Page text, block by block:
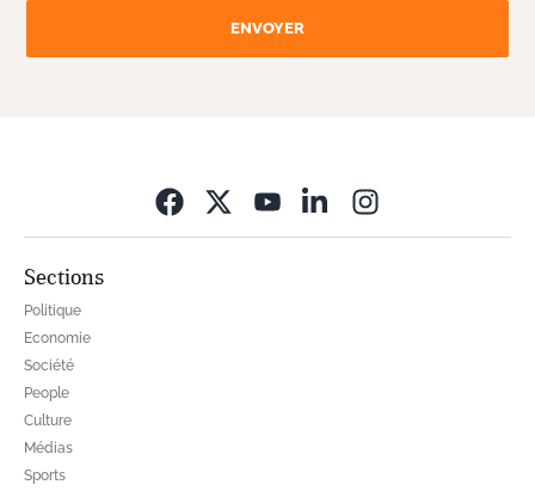
ENVOYER
Sections
Politique
Economie
Société
People
Culture
Médias
Sports